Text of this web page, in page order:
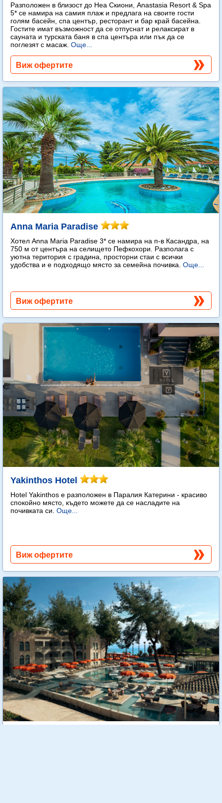
Разположен в близост до Неа Скиони, Anastasia Resort & Spa
5* се намира на самия плаж и предлага на своите гости
голям басейн, спа център, ресторант и бар край басейна.
Гостите имат възможност да се отпуснат и релаксират в
сауната и турската баня в спа центъра или пък да се
поглезят с масаж. Още...
Виж офертите
Anna Maria Paradise
Хотел Anna Maria Paradise 3* се намира на п-в Касандра, на
750 м от центъра на селището Пефкохори. Разполага с
уютна територия с градина, просторни стаи с всички
удобства и е подходящо място за семейна почивка. Още...
Виж офертите
Yakinthos Hotel
Hotel Yakinthos e разположен в Паралия Катерини - красиво
спокойно място, където можете да се насладите на
почивката си. Още...
Виж офертите